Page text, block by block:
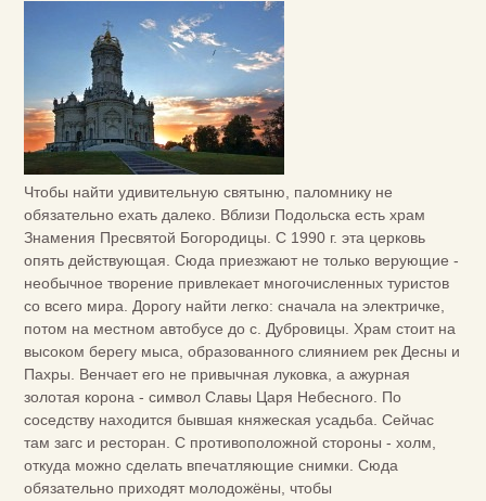
Чтобы найти удивительную святыню, паломнику не
обязательно ехать далеко. Вблизи Подольска есть храм
Знамения Пресвятой Богородицы. С 1990 г. эта церковь
опять действующая. Сюда приезжают не только верующие -
необычное творение привлекает многочисленных туристов
со всего мира. Дорогу найти легко: сначала на электричке,
потом на местном автобусе до с. Дубровицы. Храм стоит на
высоком берегу мыса, образованного слиянием рек Десны и
Пахры. Венчает его не привычная луковка, а ажурная
золотая корона - символ Славы Царя Небесного. По
соседству находится бывшая княжеская усадьба. Сейчас
там загс и ресторан. С противоположной стороны - холм,
откуда можно сделать впечатляющие снимки. Сюда
обязательно приходят молодожёны, чтобы